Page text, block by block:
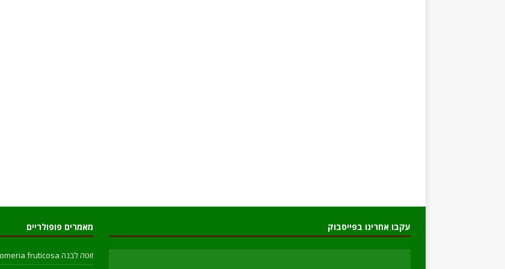
עקבו אחרינו בפייסבוק מאמרים פופולריים
זוטה לבנה Micromeria fruticosa